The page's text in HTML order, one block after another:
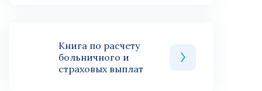
Книга по расчету
больничного и
страховых выплат